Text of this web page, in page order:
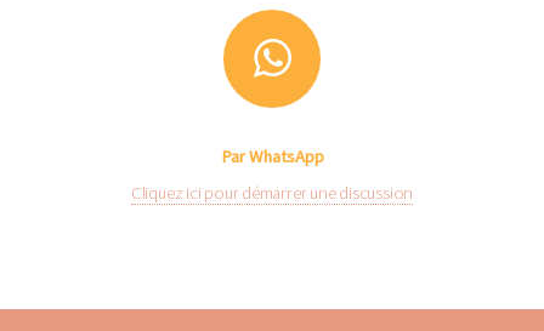
Par WhatsApp
Cliquez ici pour démarrer une discussion